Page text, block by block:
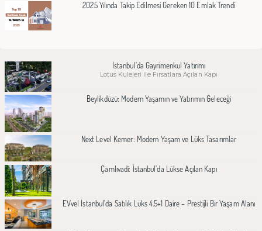
2025 Yılında Takip Edilmesi Gereken 10 Emlak Trendi
İstanbul’da Gayrimenkul Yatırımı
Lotus Kuleleri ile Fırsatlara Açılan Kapı
Beylikdüzü: Modern Yaşamın ve Yatırımın Geleceği
Next Level Kemer: Modern Yaşam ve Lüks Tasarımlar
Çamlıvadi: İstanbul’da Lükse Açılan Kapı
EVvel İstanbul'da Satılık Lüks 4.5+1 Daire – Prestijli Bir Yaşam Alanı